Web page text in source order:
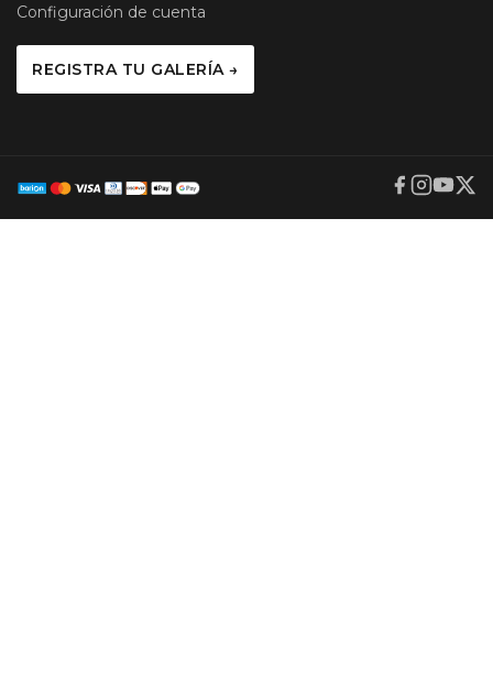
Configuración de cuenta
REGISTRA TU GALERÍA →